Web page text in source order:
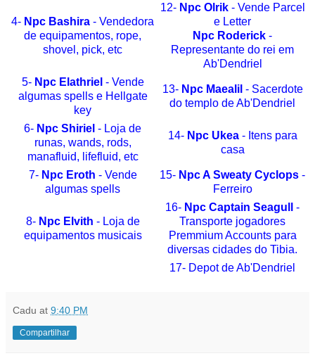
4- Npc Bashira - Vendedora
de equipamentos, rope,
shovel, pick, etc
12- Npc Olrik- Vende Parcel
e Letter
Npc Roderick -
Representante do rei em
Ab'Dendriel
5- Npc Elathriel - Vende
algumas spells e Hellgate
key
13- Npc Maealil - Sacerdote
do templo de Ab'Dendriel
6- Npc Shiriel - Loja de
runas, wands, rods,
manafluid, lifefluid, etc
14- Npc Ukea- Itens para
casa
7- Npc Eroth - Vende
algumas spells
15- Npc A Sweaty Cyclops -
Ferreiro
8- Npc Elvith - Loja de
equipamentos musicais
16- Npc Captain Seagull
-
Transporte jogadores
Premmium Accounts para
diversas cidades do Tibia.
17- Depot de Ab'Dendriel
Cadu at 9:40 PM
Compartilhar